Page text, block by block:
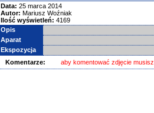
Data: 25 marca 2014
Autor: Mariusz Woźniak
Ilość wyświetleń: 4169
Opis
Aparat
Ekspozycja
Komentarze:
aby komentować zdjęcie musisz